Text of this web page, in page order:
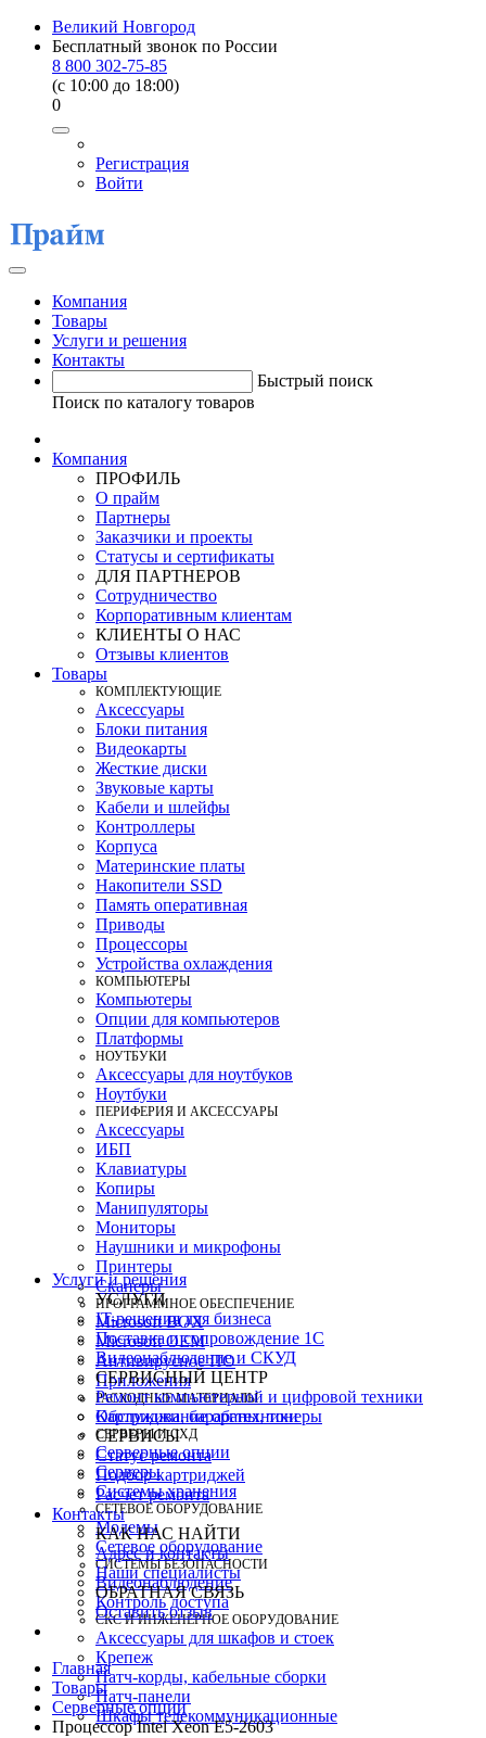
Великий Новгород
Бесплатный звонок по России
8 800 302-75-85
(c 10:00 до 18:00)
0
Регистрация
Войти
Компания
Товары
Услуги и решения
Контакты
Быстрый поиск
Поиск по каталогу товаров
Компания
ПРОФИЛЬ
О прайм
Партнеры
Заказчики и проекты
Статусы и сертификаты
ДЛЯ ПАРТНЕРОВ
Сотрудничество
Корпоративным клиентам
КЛИЕНТЫ О НАС
Отзывы клиентов
Товары
КOМПЛЕКТУЮЩИЕ
Аксессуары
Блоки питания
Видеокарты
Жесткие диски
Звуковые карты
Кабели и шлейфы
Контроллеры
Корпуса
Материнские платы
Накопители SSD
Память оперативная
Приводы
Процессоры
Устройства охлаждения
КОМПЬЮТЕРЫ
Компьютеры
Опции для компьютеров
Платформы
НОУТБУКИ
Аксессуары для ноутбуков
Ноутбуки
ПЕРИФЕРИЯ И АКСЕССУАРЫ
Аксессуары
ИБП
Клавиатуры
Копиры
Манипуляторы
Мониторы
Наушники и микрофоны
Принтеры
Сканеры
ПРОГРАММНОЕ ОБЕСПЕЧЕНИЕ
Microsoft BOX
Microsoft OEM
Антивирусное ПО
Приложения
РАСХОДНЫЕ МАТЕРИАЛЫ
Картриджи, барабаны, тонеры
СЕРВЕРЫ И СХД
Серверные опции
Серверы
Системы хранения
СЕТЕВОЕ ОБОРУДОВАНИЕ
Модемы
Сетевое оборудование
СИСТЕМЫ БЕЗОПАСНОСТИ
Видеонаблюдение
Контроль доступа
СКС И ИНЖЕНЕРНОЕ ОБОРУДОВАНИЕ
Аксессуары для шкафов и стоек
Крепеж
Патч-корды, кабельные сборки
Патч-панели
Шкафы телекоммуникационные
Услуги и решения
УСЛУГИ
IT-решения для бизнеса
Поставка и сопровождение 1C
Видеонаблюдение и СКУД
СЕРВИСНЫЙ ЦЕНТР
Ремонт компьютерной и цифровой техники
Обслуживание оргтехники
СЕРВИСЫ
Статус ремонта
Подбор картриджей
Расчет ремонта
Контакты
КАК НАС НАЙТИ
Адрес и контакты
Наши специалисты
ОБРАТНАЯ СВЯЗЬ
Оставить отзыв
Главная
Товары
Серверные опции
Процессор Intel Xeon E5-2603